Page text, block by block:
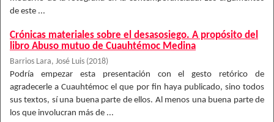
de este ...
Crónicas materiales sobre el desasosiego. A propósito del
libro Abuso mutuo de Cuauhtémoc Medina
Barrios Lara, José Luis (2018)
Podría empezar esta presentación con el gesto retórico de
agradecerle a Cuauhtémoc el que por fin haya publicado, sino todos
sus textos, sí una buena parte de ellos. Al menos una buena parte de
los que involucran más de ...